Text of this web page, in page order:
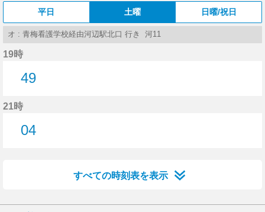
平日 土曜 日曜/祝日
オ : 青梅看護学校経由河辺駅北口 行き 河11
19時
49
21時
04
すべての時刻表を表示